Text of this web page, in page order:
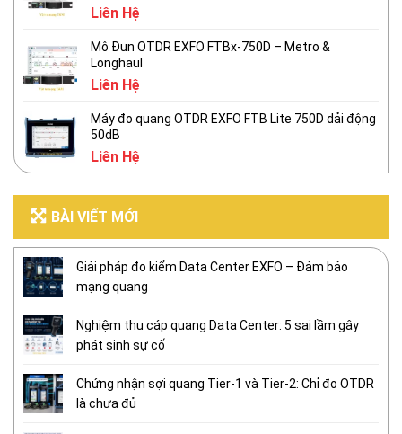
Liên Hệ
Mô Đun OTDR EXFO FTBx-750D – Metro &
Longhaul
Liên Hệ
Máy đo quang OTDR EXFO FTB Lite 750D dải động
50dB
Liên Hệ
BÀI VIẾT MỚI
Giải pháp đo kiểm Data Center EXFO – Đảm bảo
mạng quang
Nghiệm thu cáp quang Data Center: 5 sai lầm gây
phát sinh sự cố
Chứng nhận sợi quang Tier-1 và Tier-2: Chỉ đo OTDR
là chưa đủ